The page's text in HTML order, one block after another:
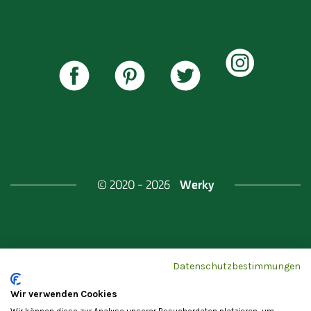
© 2020 - 2026 Werky
Datenschutzbestimmungen
Wir verwenden Cookies